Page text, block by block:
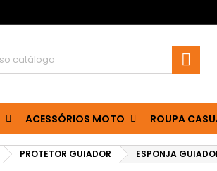

ACESSÓRIOS MOTO ROUPA
PROTETOR GUIADOR ESPONJA